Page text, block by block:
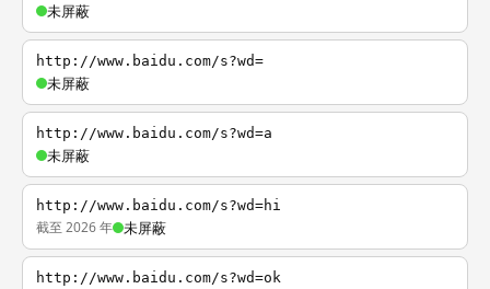
未屏蔽
http://www.baidu.com/s?wd=
未屏蔽
http://www.baidu.com/s?wd=a
未屏蔽
http://www.baidu.com/s?wd=hi
截至 2026 年 未屏蔽
http://www.baidu.com/s?wd=ok